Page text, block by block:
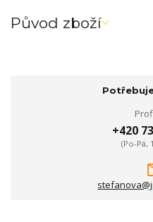
Původ zboží
+420
(Po-Pá,